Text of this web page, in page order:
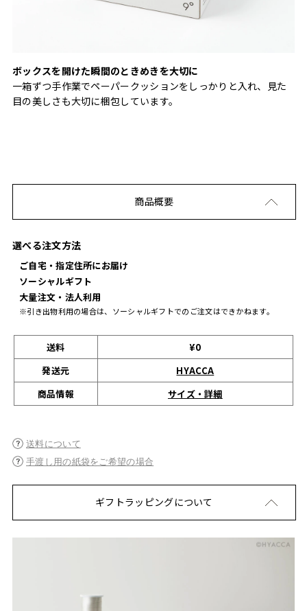
ボックスを開けた瞬間のときめきを大切に
一箱ずつ手作業でペーパークッションをしっかりと入れ、見た
目の美しさも大切に梱包しています。
商品概要
選べる注文方法
ご自宅・指定住所にお届け
ソーシャルギフト
大量注文・法人利用
※引き出物利用の場合は、ソーシャルギフトでのご注文はできかねます。
送料
¥0
発送元
HYACCA
商品情報
サイズ・詳細
送料について
手渡し用の紙袋をご希望の場合
ギフトラッピングについて